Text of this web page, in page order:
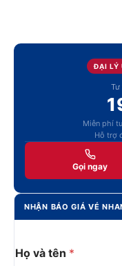
ĐẠI LÝ
Tư
Miễn phí
Hỗ trợ
Gọi ngay
NHẬN BÁO GIÁ VÉ
Họ và tên *